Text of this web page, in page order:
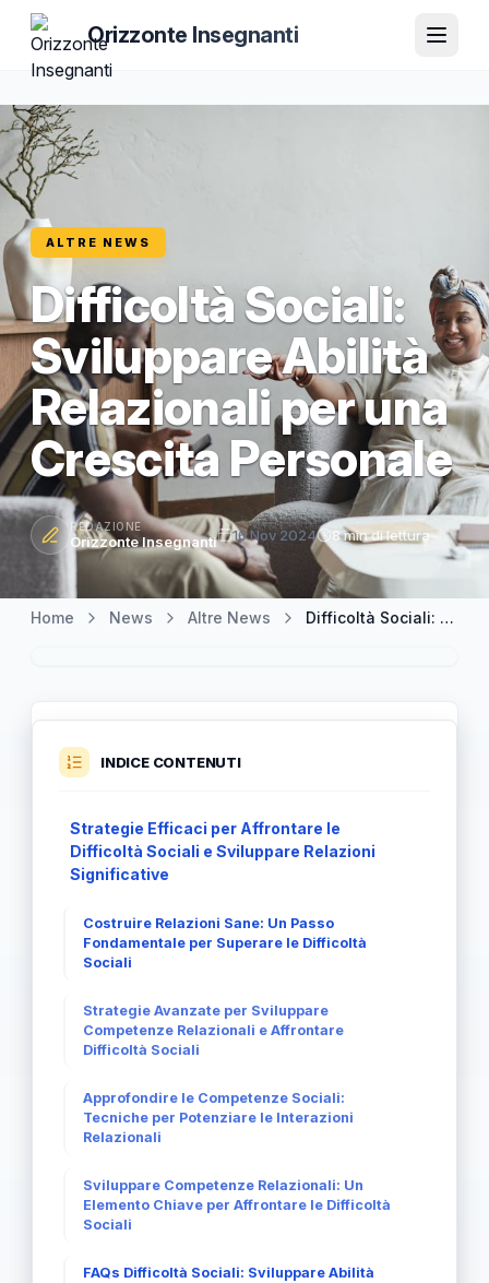
Orizzonte Insegnanti
ALTRE NEWS
Difficoltà Sociali:
Sviluppare Abilità
Relazionali per una
Crescita Personale
REDAZIONE
Orizzonte Insegnanti 16 Nov 2024 8 min di lettura
Home News Altre News Difficoltà Sociali: Sviluppare Abilità Relazionali per una Crescita Personale
INDICE CONTENUTI
Strategie Efficaci per Affrontare le
Difficoltà Sociali e Sviluppare Relazioni
Significative
Costruire Relazioni Sane: Un Passo
Fondamentale per Superare le Difficoltà
Sociali
Strategie Avanzate per Sviluppare
Competenze Relazionali e Affrontare
Difficoltà Sociali
Approfondire le Competenze Sociali:
Tecniche per Potenziare le Interazioni
Relazionali
Sviluppare Competenze Relazionali: Un
Elemento Chiave per Affrontare le Difficoltà
Sociali
FAQs Difficoltà Sociali: Sviluppare Abilità